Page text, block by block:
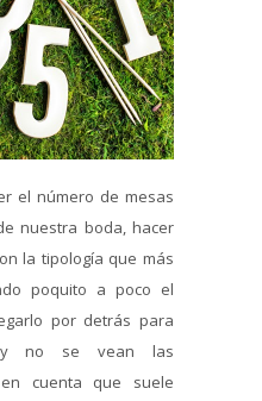
el número de mesas
nuestra boda, hacer
la tipología que más
poquito a poco el
por detrás para
y no se vean las
en cuenta que suele